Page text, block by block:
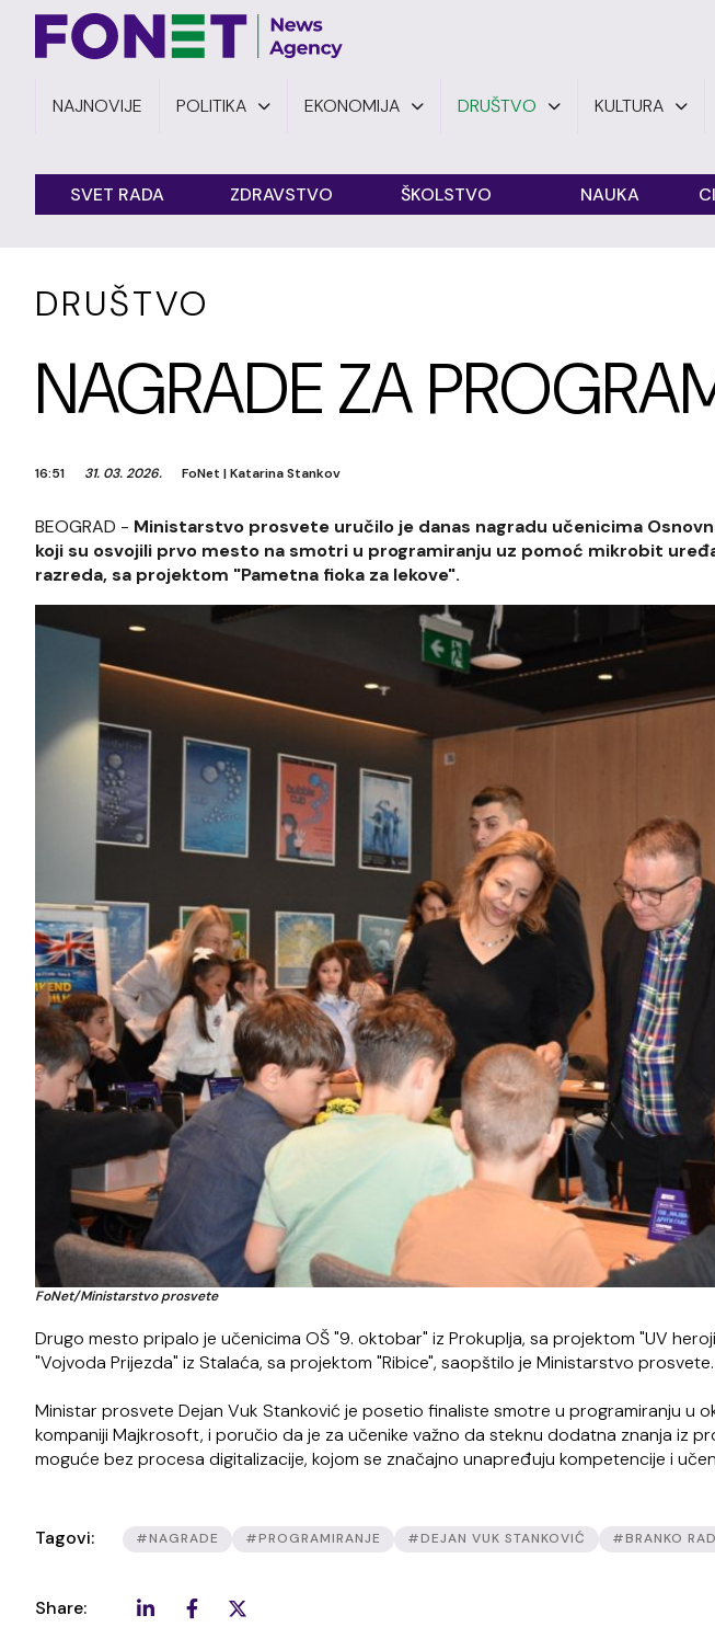
NAJNOVIJE POLITIKA EKONOMIJA DRUŠTVO KULTURA
SVET RADA ZDRAVSTVO ŠKOLSTVO NAUKA
DRUŠTVO
NAGRADE ZA
16:51 31. 03. 2026. FoNet |Katarina Stankov
BEOGRAD - Ministarstvo prosvete uručilo je danas nagradu učenicima
koji su osvojili prvo mesto na smotri u programiranju uz pomoć mikrobit
razreda, sa projektom "Pametna fioka za lekove".
FoNet/Ministarstvo prosvete
Drugo mesto pripalo je učenicima OŠ "9. oktobar" iz Prokuplja, sa projektom "UV
"Vojvoda Prijezda" iz Stalaća, sa projektom "Ribice", saopštilo je Ministarstvo prosvete.
Ministar prosvete Dejan Vuk Stanković je posetio finaliste smotre u programiranju u
kompaniji Majkrosoft, i poručio da je za učenike važno da steknu dodatna znanja iz
moguće bez procesa digitalizacije, kojom se značajno unapređuju kompetencije i
Tagovi: #NAGRADE #PROGRAMIRANJE #DEJAN VUK STANKOVIĆ #BRANKO
Share: